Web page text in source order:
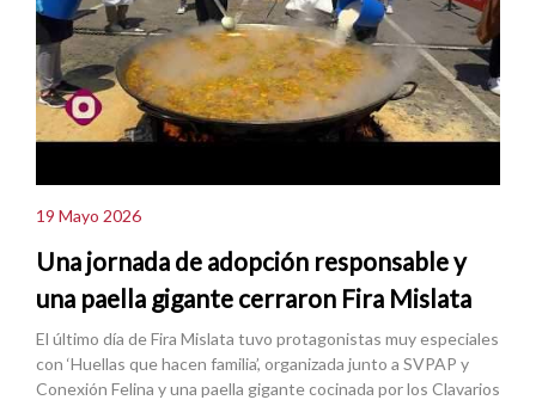
19 Mayo 2026
Una jornada de adopción responsable y
una paella gigante cerraron Fira Mislata
El último día de Fira Mislata tuvo protagonistas muy especiales
con ‘Huellas que hacen familia’, organizada junto a SVPAP y
Conexión Felina y una paella gigante cocinada por los Clavarios